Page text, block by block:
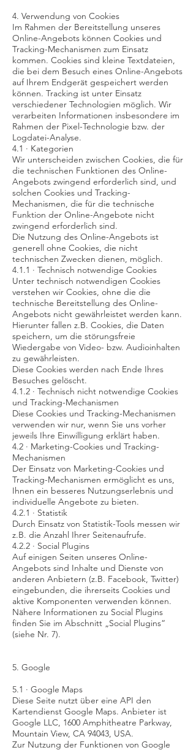
4. Verwendung von Cookies
Im Rahmen der Bereitstellung unseres
Online-Angebots können Cookies und
Tracking-Mechanismen zum Einsatz
kommen. Cookies sind kleine Textdateien,
die bei dem Besuch eines Online-Angebots
auf Ihrem Endgerät gespeichert werden
können. Tracking ist unter Einsatz
verschiedener Technologien möglich. Wir
verarbeiten Informationen insbesondere im
Rahmen der Pixel-Technologie bzw. der
Logdatei-Analyse.
4.1 · Kategorien
Wir unterscheiden zwischen Cookies, die für
die technischen Funktionen des Online-
Angebots zwingend erforderlich sind, und
solchen Cookies und Tracking-
Mechanismen, die für die technische
Funktion der Online-Angebote nicht
zwingend erforderlich sind.
Die Nutzung des Online-Angebots ist
generell ohne Cookies, die nicht
technischen Zwecken dienen, möglich.
4.1.1 · Technisch notwendige Cookies
Unter technisch notwendigen Cookies
verstehen wir Cookies, ohne die die
technische Bereitstellung des Online-
Angebots nicht gewährleistet werden kann.
Hierunter fallen z.B. Cookies, die Daten
speichern, um die störungsfreie
Wiedergabe von Video- bzw. Audioinhalten
zu gewährleisten.
Diese Cookies werden nach Ende Ihres
Besuches gelöscht.
4.1.2 · Technisch nicht notwendige Cookies
und Tracking-Mechanismen
Diese Cookies und Tracking-Mechanismen
verwenden wir nur, wenn Sie uns vorher
jeweils Ihre Einwilligung erklärt haben.
4.2 · Marketing-Cookies und Tracking-
Mechanismen
Der Einsatz von Marketing-Cookies und
Tracking-Mechanismen ermöglicht es uns,
Ihnen ein besseres Nutzungserlebnis und
individuelle Angebote zu bieten.
4.2.1 · Statistik
Durch Einsatz von Statistik-Tools messen wir
z.B. die Anzahl Ihrer Seitenaufrufe.
4.2.2 · Social Plugins
Auf einigen Seiten unseres Online-
Angebots sind Inhalte und Dienste von
anderen Anbietern (z.B. Facebook, Twitter)
eingebunden, die ihrerseits Cookies und
aktive Komponenten verwenden können.
Nähere Informationen zu Social Plugins
finden Sie im Abschnitt „Social Plugins“
(siehe Nr. 7).
5. Google
5.1 · Google Maps
Diese Seite nutzt über eine API den
Kartendienst Google Maps. Anbieter ist
Google LLC, 1600 Amphitheatre Parkway,
Mountain View, CA 94043, USA.
Zur Nutzung der Funktionen von Google